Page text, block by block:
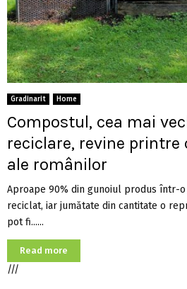
Gradinarit Home
Compostul, cea mai
reciclare, revine printre
ale românilor
Aproape 90% din gunoiul produs într-
reciclat, iar jumătate din cantitate o
pot fi......
Read more
///